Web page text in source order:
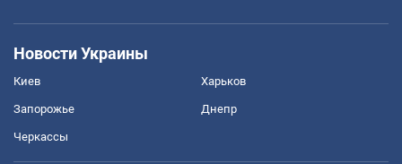
Новости Украины
Киев Харьков
Запорожье Днепр
Черкассы